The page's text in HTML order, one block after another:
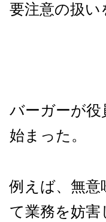
要注意の扱い
バーガーが
始まった。
例えば、無
て業務を妨